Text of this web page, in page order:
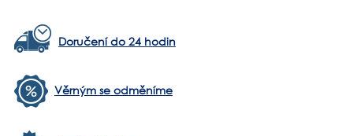
Doručení do 24 hodin
Věrným se odměníme